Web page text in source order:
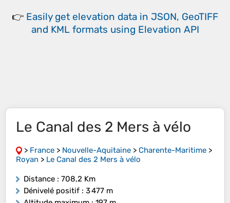
👉 Easily get elevation data in JSON, GeoTIFF
and KML formats using Elevation API
Le Canal des 2 Mers à vélo
> France > Nouvelle-Aquitaine > Charente-Maritime >
Royan > Le Canal des 2 Mers à vélo
Distance : 708,2 Km
Dénivelé positif : 3 477 m